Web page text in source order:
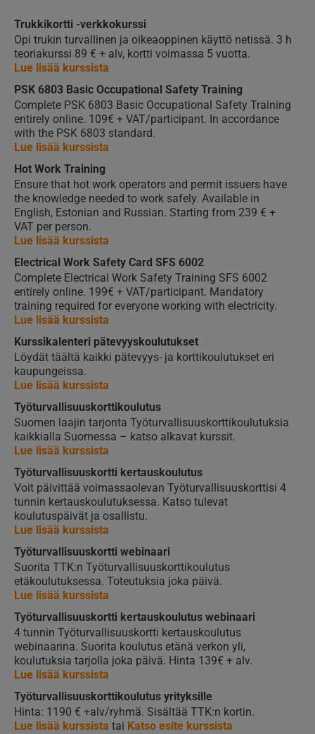
Trukkikortti -verkkokurssi
Opi trukin turvallinen ja oikeaoppinen käyttö netissä. 3 h
teoriakurssi 89 € + alv, kortti voimassa 5 vuotta.
Lue lisää kurssista
PSK 6803 Basic Occupational Safety Training
Complete PSK 6803 Basic Occupational Safety Training
entirely online. 109€ + VAT/participant. In accordance
with the PSK 6803 standard.
Lue lisää kurssista
Hot Work Training
Ensure that hot work operators and permit issuers have
the knowledge needed to work safely. Available in
English, Estonian and Russian. Starting from 239 € +
VAT per person.
Lue lisää kurssista
Electrical Work Safety Card SFS 6002
Complete Electrical Work Safety Training SFS 6002
entirely online. 199€ + VAT/participant. Mandatory
training required for everyone working with electricity.
Lue lisää kurssista
Kurssikalenteri pätevyyskoulutukset
Löydät täältä kaikki pätevyys- ja korttikoulutukset eri
kaupungeissa.
Lue lisää kurssista
Työturvallisuuskorttikoulutus
Suomen laajin tarjonta Työturvallisuuskorttikoulutuksia
kaikkialla Suomessa – katso alkavat kurssit.
Lue lisää kurssista
Työturvallisuuskortti kertauskoulutus
Voit päivittää voimassaolevan Työturvallisuuskorttisi 4
tunnin kertauskoulutuksessa. Katso tulevat
koulutuspäivät ja osallistu.
Lue lisää kurssista
Työturvallisuuskortti webinaari
Suorita TTK:n Työturvallisuuskorttikoulutus
etäkoulutuksessa. Toteutuksia joka päivä.
Lue lisää kurssista
Työturvallisuuskortti kertauskoulutus webinaari
4 tunnin Työturvallisuuskortti kertauskoulutus
webinaarina. Suorita koulutus etänä verkon yli,
koulutuksia tarjolla joka päivä. Hinta 139€ + alv.
Lue lisää kurssista
Työturvallisuuskorttikoulutus yrityksille
Hinta: 1190 € +alv/ryhmä. Sisältää TTK:n kortin.
Lue lisää kurssista tai Katso esite kurssista